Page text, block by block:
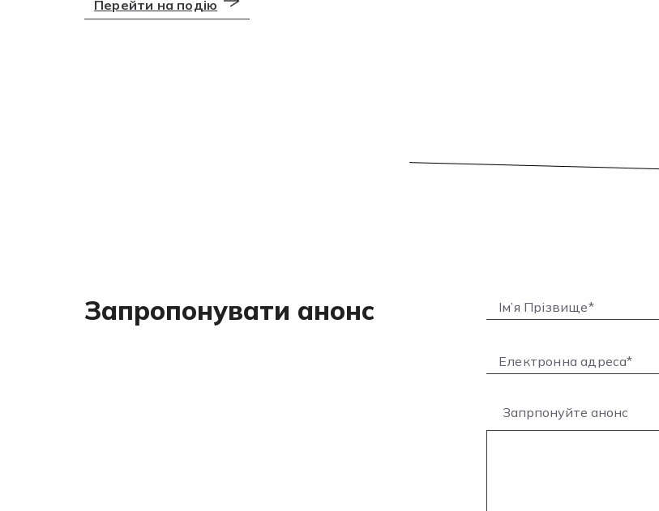
Перейти на подію
Запропонувати анонс
Запрпонуйте анонс